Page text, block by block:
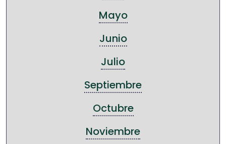
Mayo
Junio
Julio
Septiembre
Octubre
Noviembre